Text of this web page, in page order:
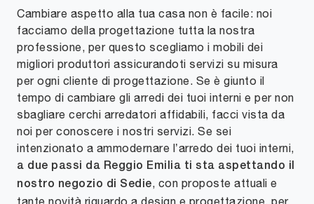
Cambiare aspetto alla tua casa non è facile: noi
facciamo della progettazione tutta la nostra
professione, per questo scegliamo i mobili dei
migliori produttori assicurandoti servizi su misura
per ogni cliente di progettazione. Se è giunto il
tempo di cambiare gli arredi dei tuoi interni e per non
sbagliare cerchi arredatori affidabili, facci vista da
noi per conoscere i nostri servizi. Se sei
intenzionato a ammodernare l’arredo dei tuoi interni,
a due passi da Reggio Emilia ti sta aspettando il
nostro negozio di Sedie, con proposte attuali e
tante novità riguardo a design e progettazione, per